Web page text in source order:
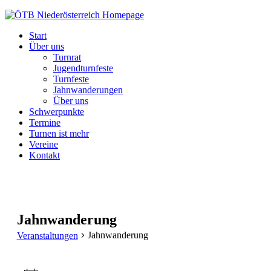
ÖTB
Start
Über uns
Turnrat
Jugendturnfeste
Turnfeste
Jahnwanderungen
Über uns
Schwerpunkte
Termine
Turnen ist mehr
Vereine
Kontakt
Jahnwanderung
Veranstaltungen Jahnwanderung